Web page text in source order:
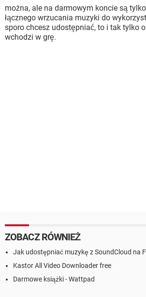
można, ale na darmowym koncie są
łącznego wrzucania muzyki do
sporo chcesz udostępniać, to i tak tylko
wchodzi w grę.
ZOBACZ RÓWNIEŻ
Jak udostępniać muzykę z SoundCloud na
Kastor All Video Downloader free
Darmowe książki - Wattpad